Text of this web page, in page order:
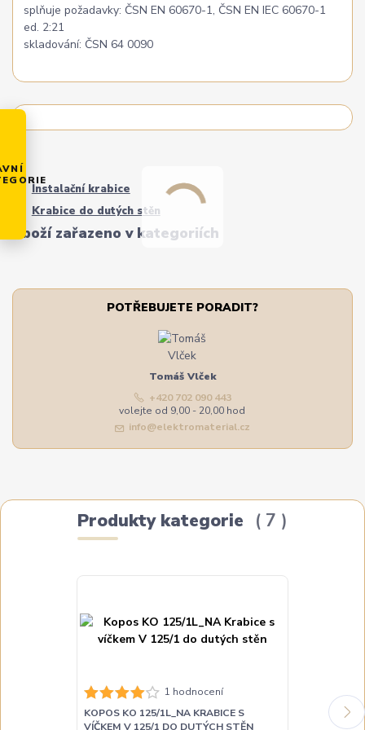
splňuje požadavky: ČSN EN 60670-1, ČSN EN IEC 60670-1
ed. 2:21
skladování: ČSN 64 0090
Zboží zařazeno v kategoriích
Instalační krabice
Krabice do dutých stěn
POTŘEBUJETE PORADIT?
Tomáš Vlček
+420 702 090 443
volejte od 9,00 - 20,00 hod
info@elektromaterial.cz
Produkty kategorie 7
1 hodnocení
KOPOS KO 125/1L_NA KRABICE S
VÍČKEM V 125/1 DO DUTÝCH STĚN
KOPOS